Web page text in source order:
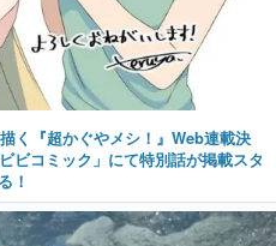
く『超かぐやメシ！』Web連載決
ビコミック」にて特別話が掲載スタ
！